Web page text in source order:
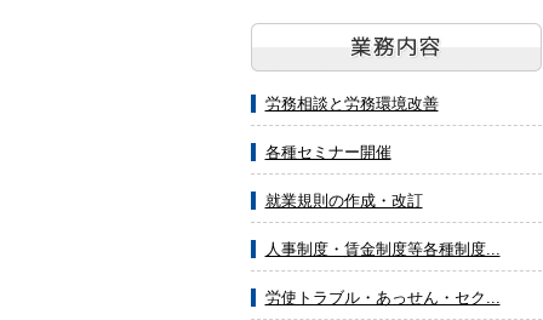
労務相談と労務環境改善
各種セミナー開催
就業規則の作成・改訂
人事制度・賃金制度等各種制度...
労使トラブル・あっせん・セク...